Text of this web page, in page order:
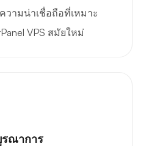
วามน่าเชื่อถือที่เหมาะ
VPS สมัยใหม่
ณาการ